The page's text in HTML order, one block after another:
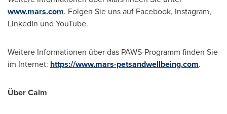
www.mars.com. Folgen Sie uns auf Facebook, Instagram,
LinkedIn und YouTube.
Weitere Informationen über das PAWS-Programm finden Sie
im Internet: https://www.mars-petsandwellbeing.com.
Über Calm